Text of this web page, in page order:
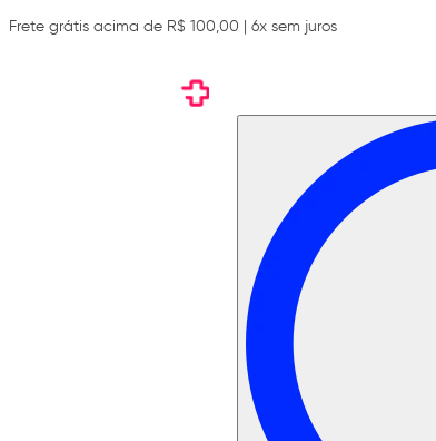
Frete grátis acima de R$ 100,00 | 6x sem juros